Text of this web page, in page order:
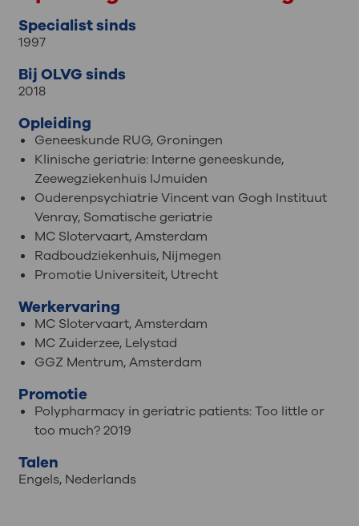
Specialist sinds
1997
Bij OLVG sinds
2018
Opleiding
Geneeskunde RUG, Groningen
Klinische geriatrie: Interne geneeskunde,
Zeewegziekenhuis IJmuiden
Ouderenpsychiatrie Vincent van Gogh Instituut
Venray, Somatische geriatrie
MC Slotervaart, Amsterdam
Radboudziekenhuis, Nijmegen
Promotie Universiteit, Utrecht
Werkervaring
MC Slotervaart, Amsterdam
MC Zuiderzee, Lelystad
GGZ Mentrum, Amsterdam
Promotie
Polypharmacy in geriatric patients: Too little or
too much? 2019
Talen
Engels,Nederlands